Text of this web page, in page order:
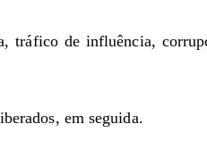
tráfico de influência,
em seguida.